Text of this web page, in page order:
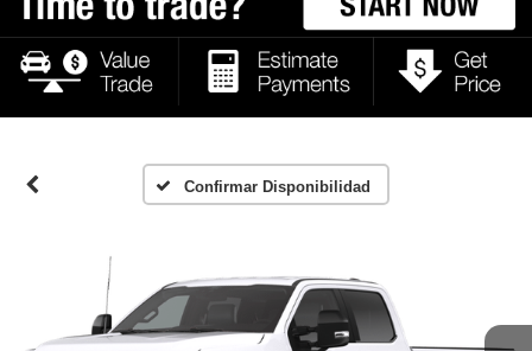
Confirmar Disponibilidad